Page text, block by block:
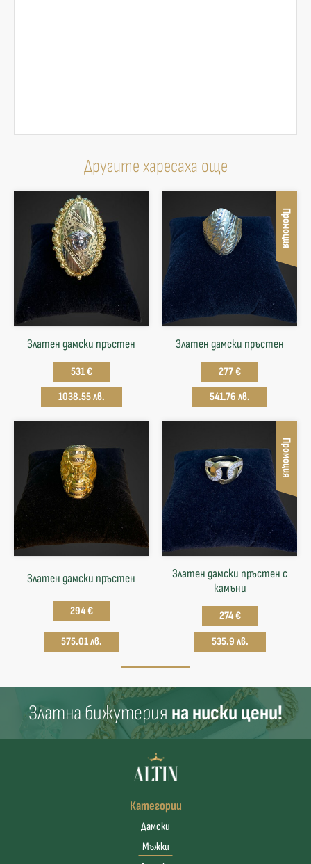
Другите харесаха още
Златен дамски пръстен
531 €
1038.55 лв.
Промоция
Златен дамски пръстен
277 €
541.76 лв.
Златен дамски пръстен
294 €
575.01 лв.
Промоция
Златен дамски пръстен с
камъни
274 €
535.9 лв.
Златна бижутерия на ниски цени!
Категории
Дамски
Мъжки